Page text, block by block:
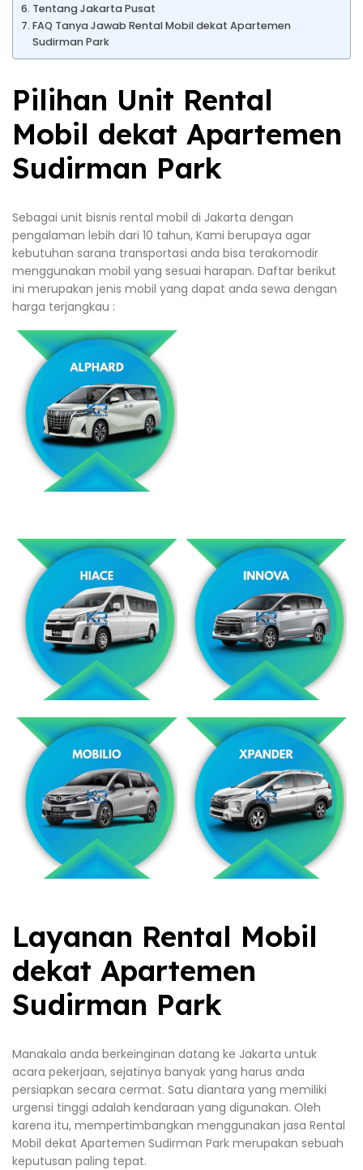
Tentang Jakarta Pusat
FAQ Tanya Jawab Rental Mobil dekat Apartemen
Sudirman Park
Pilihan Unit Rental
Mobil dekat Apartemen
Sudirman Park
Sebagai unit bisnis rental mobil di Jakarta dengan
pengalaman lebih dari 10 tahun, Kami berupaya agar
kebutuhan sarana transportasi anda bisa terakomodir
menggunakan mobil yang sesuai harapan. Daftar berikut
ini merupakan jenis mobil yang dapat anda sewa dengan
harga terjangkau :
Layanan Rental Mobil
dekat Apartemen
Sudirman Park
Manakala anda berkeinginan datang ke Jakarta untuk
acara pekerjaan, sejatinya banyak yang harus anda
persiapkan secara cermat. Satu diantara yang memiliki
urgensi tinggi adalah kendaraan yang digunakan. Oleh
karena itu, mempertimbangkan menggunakan jasa Rental
Mobil dekat Apartemen Sudirman Park merupakan sebuah
keputusan paling tepat.